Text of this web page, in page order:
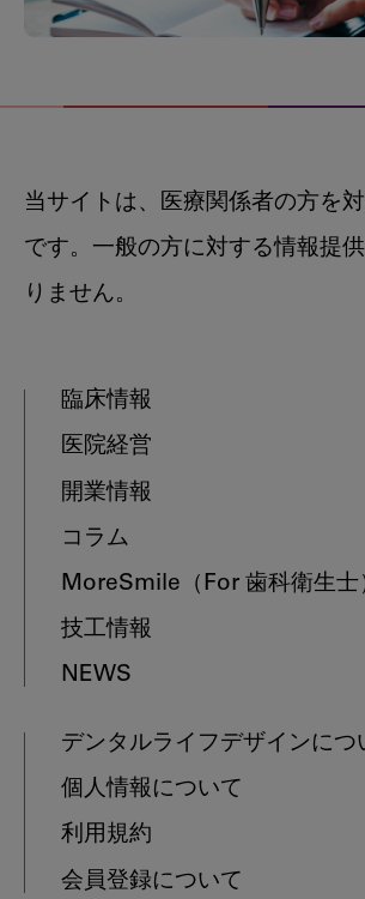
当サイトは、医療関係者の方を
です。一般の方に対する情報提
りません。
臨床情報
医院経営
開業情報
コラム
MoreSmile （For 歯科衛生士
技工情報
NEWS
デンタルライフデザインにつ
個人情報について
利用規約
会員登録について